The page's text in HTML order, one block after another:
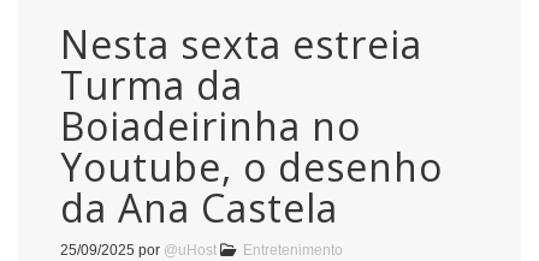
Nesta sexta estreia
Turma da
Boiadeirinha no
Youtube, o desenho
da Ana Castela
25/09/2025 por @uHost Entretenimento